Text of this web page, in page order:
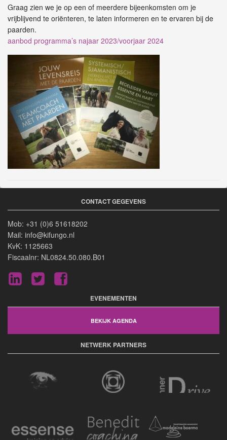
Graag zien we je op een of meerdere bijeenkomsten om je
vrijblijvend te oriënteren, te laten informeren en te ervaren bij de
paarden.
aanbod programma’s najaar 2023/voorjaar 2024
CONTACT GEGEVENS
Mob: +31 (0)6 51618202
Mail: info@kifungo.nl
KvK: 1125663
Fiscaalnr: NL0824.50.080.B01
LinkedIn Twitter
EVENEMENTEN
BEKIJK AGENDA
NETWERK PARTNERS